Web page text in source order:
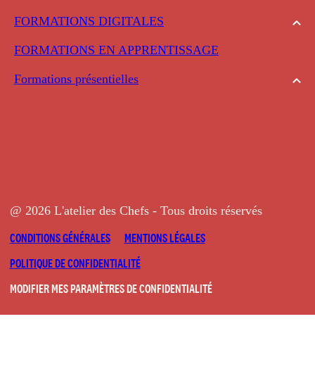
FORMATIONS DIGITALES
FORMATIONS EN APPRENTISSAGE
Formations présentielles
@ 2026 L'atelier des Chefs - Tous droits réservés
CONDITIONS GÉNÉRALES
MENTIONS LÉGALES
POLITIQUE DE CONFIDENTIALITÉ
MODIFIER MES PARAMÈTRES DE CONFIDENTIALITÉ